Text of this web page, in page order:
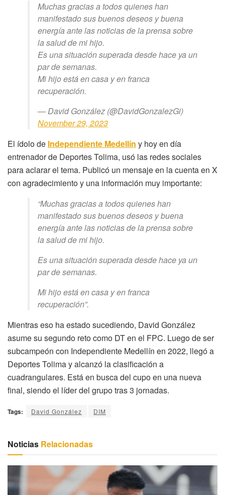
Muchas gracias a todos quienes han
manifestado sus buenos deseos y buena
energía ante las noticias de la prensa sobre
la salud de mi hijo.
Es una situación superada desde hace ya un
par de semanas.
Mi hijo está en casa y en franca
recuperación.
— David González (@DavidGonzalezGi)
November 29, 2023
El ídolo de Independiente Medellín y hoy en día
entrenador de Deportes Tolima, usó las redes sociales
para aclarar el tema. Publicó un mensaje en la cuenta en X
con agradecimiento y una información muy importante:
“Muchas gracias a todos quienes han
manifestado sus buenos deseos y buena
energía ante las noticias de la prensa sobre
la salud de mi hijo.
Es una situación superada desde hace ya un
par de semanas.
Mi hijo está en casa y en franca
recuperación”.
Mientras eso ha estado sucediendo, David González
asume su segundo reto como DT en el FPC. Luego de ser
subcampeón con Independiente Medellín en 2022, llegó a
Deportes Tolima y alcanzó la clasificación a
cuadrangulares. Está en busca del cupo en una nueva
final, siendo el líder del grupo tras 3 jornadas.
Tags: David González DIM
Noticias Relacionadas